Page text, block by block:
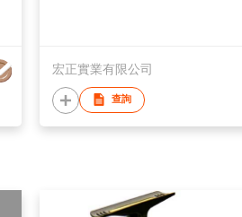
宏正實業有限公司
查詢